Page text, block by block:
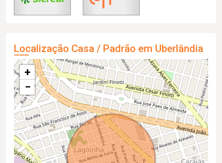
Localização Casa / Padrão em Uberlândia
+
−